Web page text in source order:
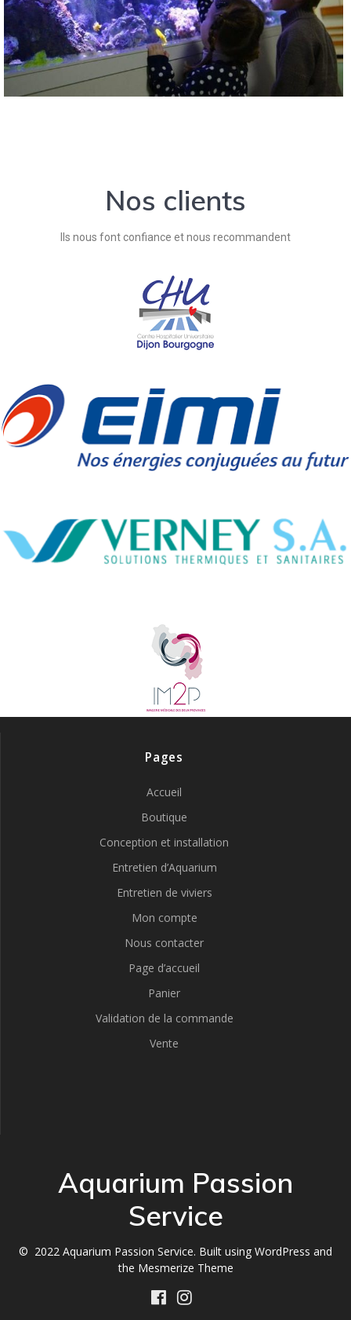
Nos clients
Ils nous font confiance et nous recommandent
Pages
Accueil
Boutique
Conception et installation
Entretien d’Aquarium
Entretien de viviers
Mon compte
Nous contacter
Page d’accueil
Panier
Validation de la commande
Vente
Aquarium Passion
Service
© 2022 Aquarium Passion Service. Built using WordPress and
the Mesmerize Theme